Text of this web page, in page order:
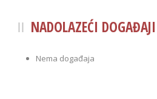
NADOLAZEĆI DOGAĐAJI
Nema događaja